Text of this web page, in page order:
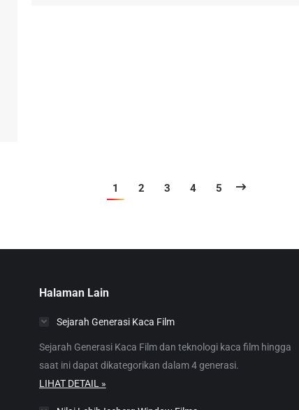
1 2 3 4 5
Halaman Lain
Sejarah Generasi Kaca Film
Sejarah Generasi Kaca Film dan teknologi kaca film hingga
saat ini dapat dikategorikan dalam 4 generasi.
LIHAT DETAIL »